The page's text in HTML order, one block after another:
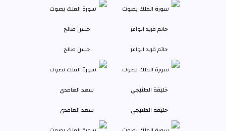
حاتم فريد الواعر حسن صالح
خليفة الطنيجي سعد الغامدي